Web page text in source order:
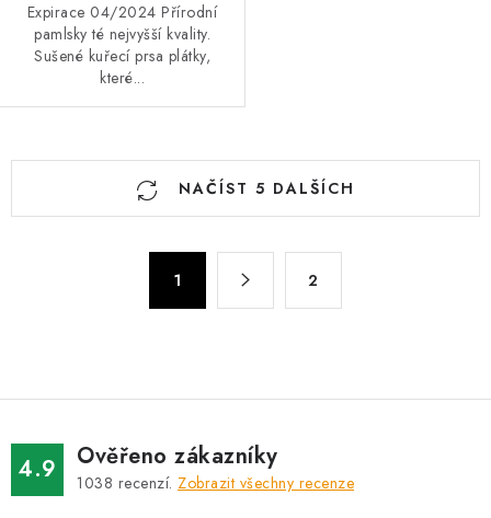
Expirace 04/2024 Přírodní
pamlsky té nejvyšší kvality.
Sušené kuřecí prsa plátky,
které...
p
v
NAČÍST 5 DALŠÍCH
k
v
á
n
1 2
4.9 Ověřeno zákazníky
1038 recenzí. Zobrazit všechny recenze